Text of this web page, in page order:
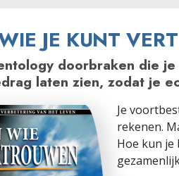
JE KUNT
doorbraken die
laten zien, zodat je
Je
rekenen.
Hoe kun je